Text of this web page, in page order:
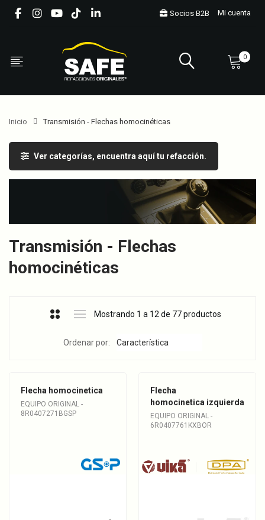
Socios B2B Mi cuenta
0
Inicio Transmisión - Flechas homocinéticas
Ver categorías, encuentra aquí tu refacción.
Transmisión - Flechas
homocinéticas
Mostrando 1 a 12 de 77 productos
Ordenar por:
Flecha homocinetica
EQUIPO ORIGINAL -
8R0407271BGSP
Flecha
homocinetica izquierda
EQUIPO ORIGINAL -
6R0407761KXBOR